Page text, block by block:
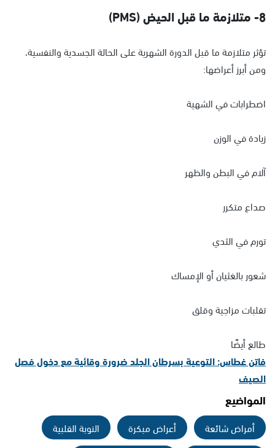
8- متلازمة ما قبل الحيض (PMS)
تؤثر متلازمة ما قبل الدورة الشهرية على الحالة الجسدية والنفسية،
ومن أبرز أعراضها:
اضطرابات في الشهية
زيادة في الوزن
آلام في البطن والظهر
صداع متكرر
تورم في الثدي
شعور بالغثيان أو الإمساك
تقلبات مزاجية وقلق
طالع أيضًا
فاتن غطاس: التوعية بسرطان الجلد ضرورة وقائية مع دخول فصل
الصيف
المواضيع
أمراض شائعة أعراض مبكرة
النوبة القلبية